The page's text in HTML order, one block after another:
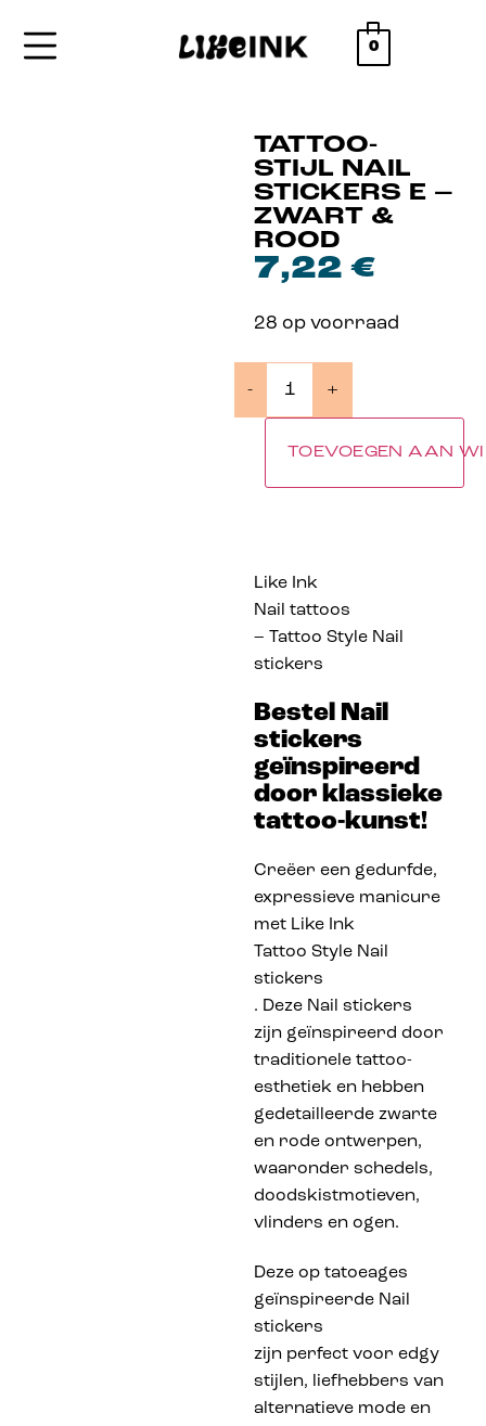
0
TATTOO-
STIJL NAIL
STICKERS E –
ZWART &
ROOD
7,22 €
28 op voorraad
- +
TOEVOEGEN AAN
Like Ink
Nail tattoos
– Tattoo Style Nail
stickers
Bestel Nail
stickers
geïnspireerd
door klassieke
tattoo-kunst!
Creëer een gedurfde,
expressieve manicure
met Like Ink
Tattoo Style Nail
stickers
. Deze Nail stickers
zijn geïnspireerd door
traditionele tattoo-
esthetiek en hebben
gedetailleerde zwarte
en rode ontwerpen,
waaronder schedels,
doodskistmotieven,
vlinders en ogen.
Deze op tatoeages
geïnspireerde Nail
stickers
zijn perfect voor edgy
stijlen, liefhebbers van
alternatieve mode en